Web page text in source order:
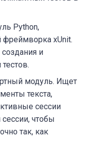
Python,
фреймворка xUnit.
и
модуль. Ищет
текста,
сессии
чтобы
так, как